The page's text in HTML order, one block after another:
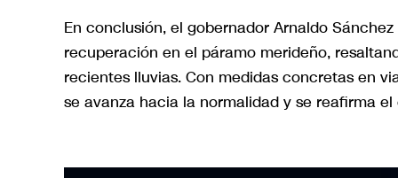
En conclusión, el gobernador Arnaldo
recuperación en el páramo merideño,
recientes lluvias. Con medidas concretas en
se avanza hacia la normalidad y se reafirma